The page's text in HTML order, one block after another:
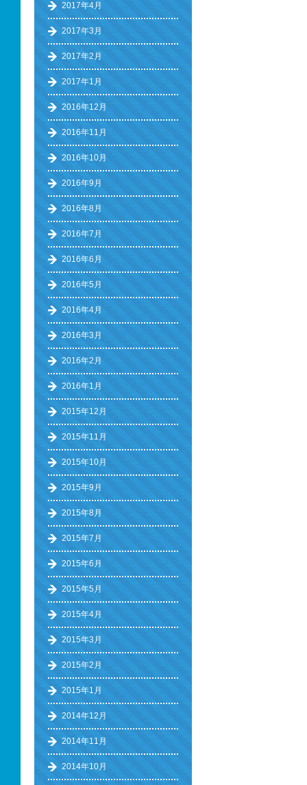
2017年4月
2017年3月
2017年2月
2017年1月
2016年12月
2016年11月
2016年10月
2016年9月
2016年8月
2016年7月
2016年6月
2016年5月
2016年4月
2016年3月
2016年2月
2016年1月
2015年12月
2015年11月
2015年10月
2015年9月
2015年8月
2015年7月
2015年6月
2015年5月
2015年4月
2015年3月
2015年2月
2015年1月
2014年12月
2014年11月
2014年10月